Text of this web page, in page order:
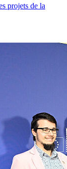
projets de la